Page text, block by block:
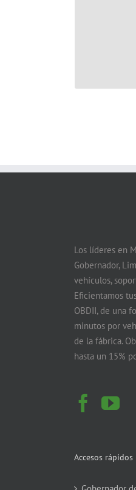
Los líderes en
Gobernador,
vehículos,
Eficientamos
OBDII, de una
minutos por
de la fábrica.
hasta un 15%
Accesos rápidos